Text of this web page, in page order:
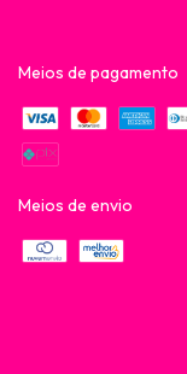
Meios de pagamento
Meios de envio